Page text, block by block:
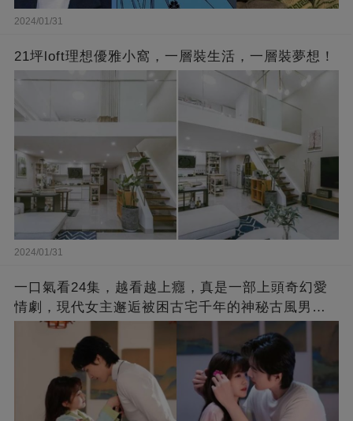
2024/01/31
21坪loft理想優雅小窩，一層裝生活，一層裝夢想！
2024/01/31
一口氣看24集，越看越上癮，真是一部上頭奇幻愛
情劇，現代女主邂逅被困古宅千年的神秘古風男
子，演繹跨越時空的浪漫愛情故事！